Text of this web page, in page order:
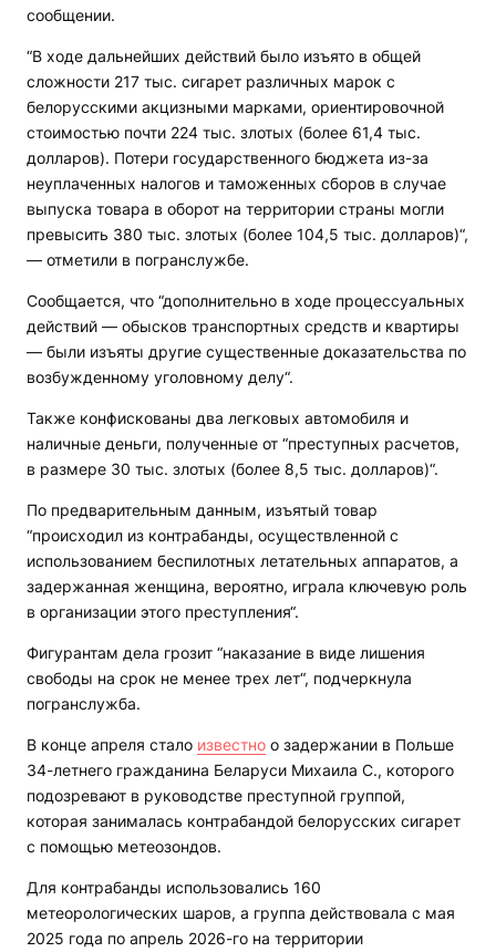
сообщении.
“В ходе дальнейших действий было изъято в общей
сложности 217 тыс. сигарет различных марок с
белорусскими акцизными марками, ориентировочной
стоимостью почти 224 тыс. злотых (более 61,4 тыс.
долларов). Потери государственного бюджета из-за
неуплаченных налогов и таможенных сборов в случае
выпуска товара в оборот на территории страны могли
превысить 380 тыс. злотых (более 104,5 тыс. долларов)“,
— отметили в погранслужбе.
Сообщается, что “дополнительно в ходе процессуальных
действий — обысков транспортных средств и квартиры
— были изъяты другие существенные доказательства по
возбужденному уголовному делу“.
Также конфискованы два легковых автомобиля и
наличные деньги, полученные от “преступных расчетов,
в размере 30 тыс. злотых (более 8,5 тыс. долларов)“.
По предварительным данным, изъятый товар
“происходил из контрабанды, осуществленной с
использованием беспилотных летательных аппаратов, а
задержанная женщина, вероятно, играла ключевую роль
в организации этого преступления“.
Фигурантам дела грозит “наказание в виде лишения
свободы на срок не менее трех лет“, подчеркнула
погранслужба.
В конце апреля стало известно о задержании в Польше
34-летнего гражданина Беларуси Михаила С., которого
подозревают в руководстве преступной группой,
которая занималась контрабандой белорусских сигарет
с помощью метеозондов.
Для контрабанды использовались 160
метеорологических шаров, а группа действовала с мая
2025 года по апрель 2026-го на территории